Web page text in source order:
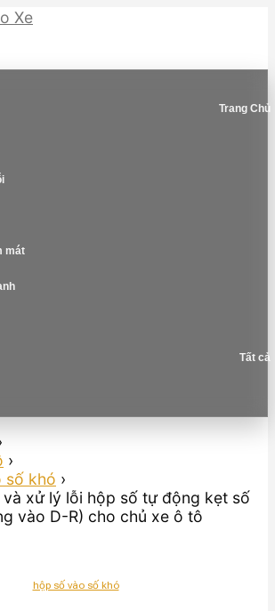
Trang Chủ
mát
Tất cả
›
số khó ›
và xử lý lỗi hộp số tự động kẹt số
vào D-R) cho chủ xe ô tô
hộp số vào số khó